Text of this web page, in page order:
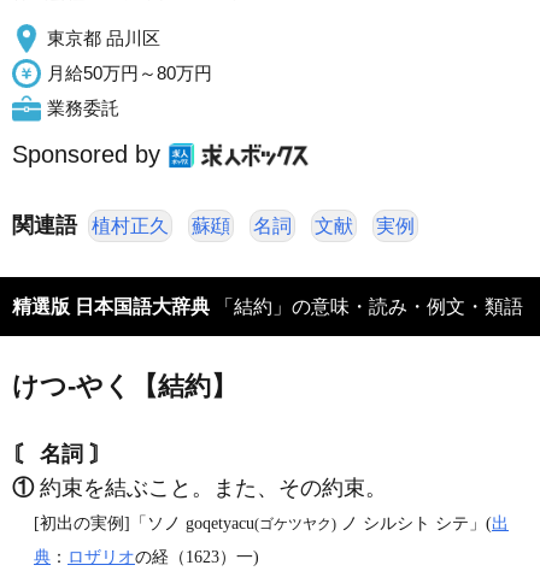
東京都 品川区
月給50万円～80万円
業務委託
Sponsored by
関連語 植村正久 蘇頲 名詞 文献 実例
精選版 日本国語大辞典 「結約」の意味・読み・例文・類語
けつ‐やく【結約】
〘 名詞 〙
①約束を結ぶこと。また、その約束。
[初出の実例]「ソノ goqetyacu(ゴケツヤク) ノ シルシト シテ」(出
典 ： ロザリオの経（1623）一)